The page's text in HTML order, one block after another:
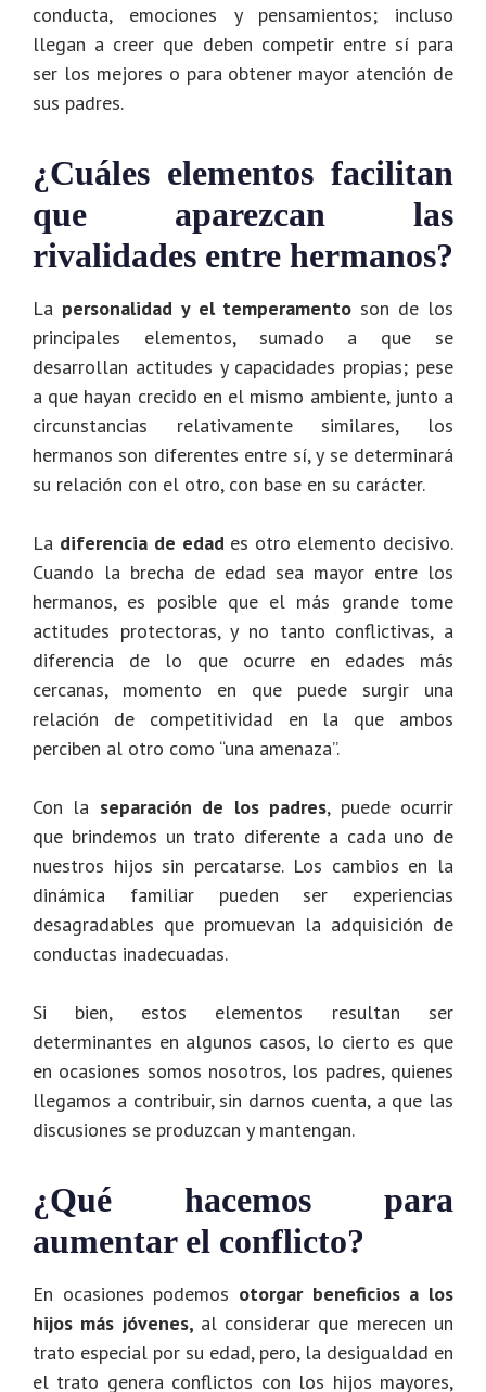
conducta, emociones y pensamientos; incluso
llegan a creer que deben competir entre sí para
ser los mejores o para obtener mayor atención de
sus padres.
¿Cuáles elementos facilitan
que aparezcan las
rivalidades entre hermanos?
La personalidad y el temperamento son de los
principales elementos, sumado a que se
desarrollan actitudes y capacidades propias; pese
a que hayan crecido en el mismo ambiente, junto a
circunstancias relativamente similares, los
hermanos son diferentes entre sí, y se determinará
su relación con el otro, con base en su carácter.
La diferencia de edades otro elemento decisivo.
Cuando la brecha de edad sea mayor entre los
hermanos, es posible que el más grande tome
actitudes protectoras, y no tanto conflictivas, a
diferencia de lo que ocurre en edades más
cercanas, momento en que puede surgir una
relación de competitividad en la que ambos
perciben al otro como “una amenaza”.
Con la separación de los padres, puede ocurrir
que brindemos un trato diferente a cada uno de
nuestros hijos sin percatarse. Los cambios en la
dinámica familiar pueden ser experiencias
desagradables que promuevan la adquisición de
conductas inadecuadas.
Si bien, estos elementos resultan ser
determinantes en algunos casos, lo cierto es que
en ocasiones somos nosotros, los padres, quienes
llegamos a contribuir, sin darnos cuenta, a que las
discusiones se produzcan y mantengan.
¿Qué hacemos para
aumentar el conflicto?
En ocasiones podemos otorgar beneficios a los
hijos más jóvenes, al considerar que merecen un
trato especial por su edad, pero, la desigualdad en
el trato genera conflictos con los hijos mayores,